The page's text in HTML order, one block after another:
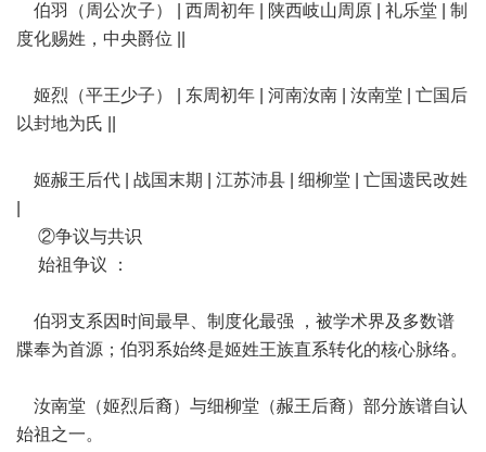
伯羽（周公次子） | 西周初年 | 陕西岐山周原 | 礼乐堂 | 制
度化赐姓，中央爵位 ||
姬烈（平王少子） | 东周初年 | 河南汝南 | 汝南堂 | 亡国后
以封地为氏 ||
姬赧王后代 | 战国末期 | 江苏沛县 | 细柳堂 | 亡国遗民改姓
②争议与共识
始祖争议 ：
伯羽支系因时间最早、制度化最强 ，被学术界及多数谱
牒奉为首源；伯羽系始终是姬姓王族直系转化的核心脉络。
汝南堂（姬烈后裔）与细柳堂（赧王后裔）部分族谱自认
始祖之一。